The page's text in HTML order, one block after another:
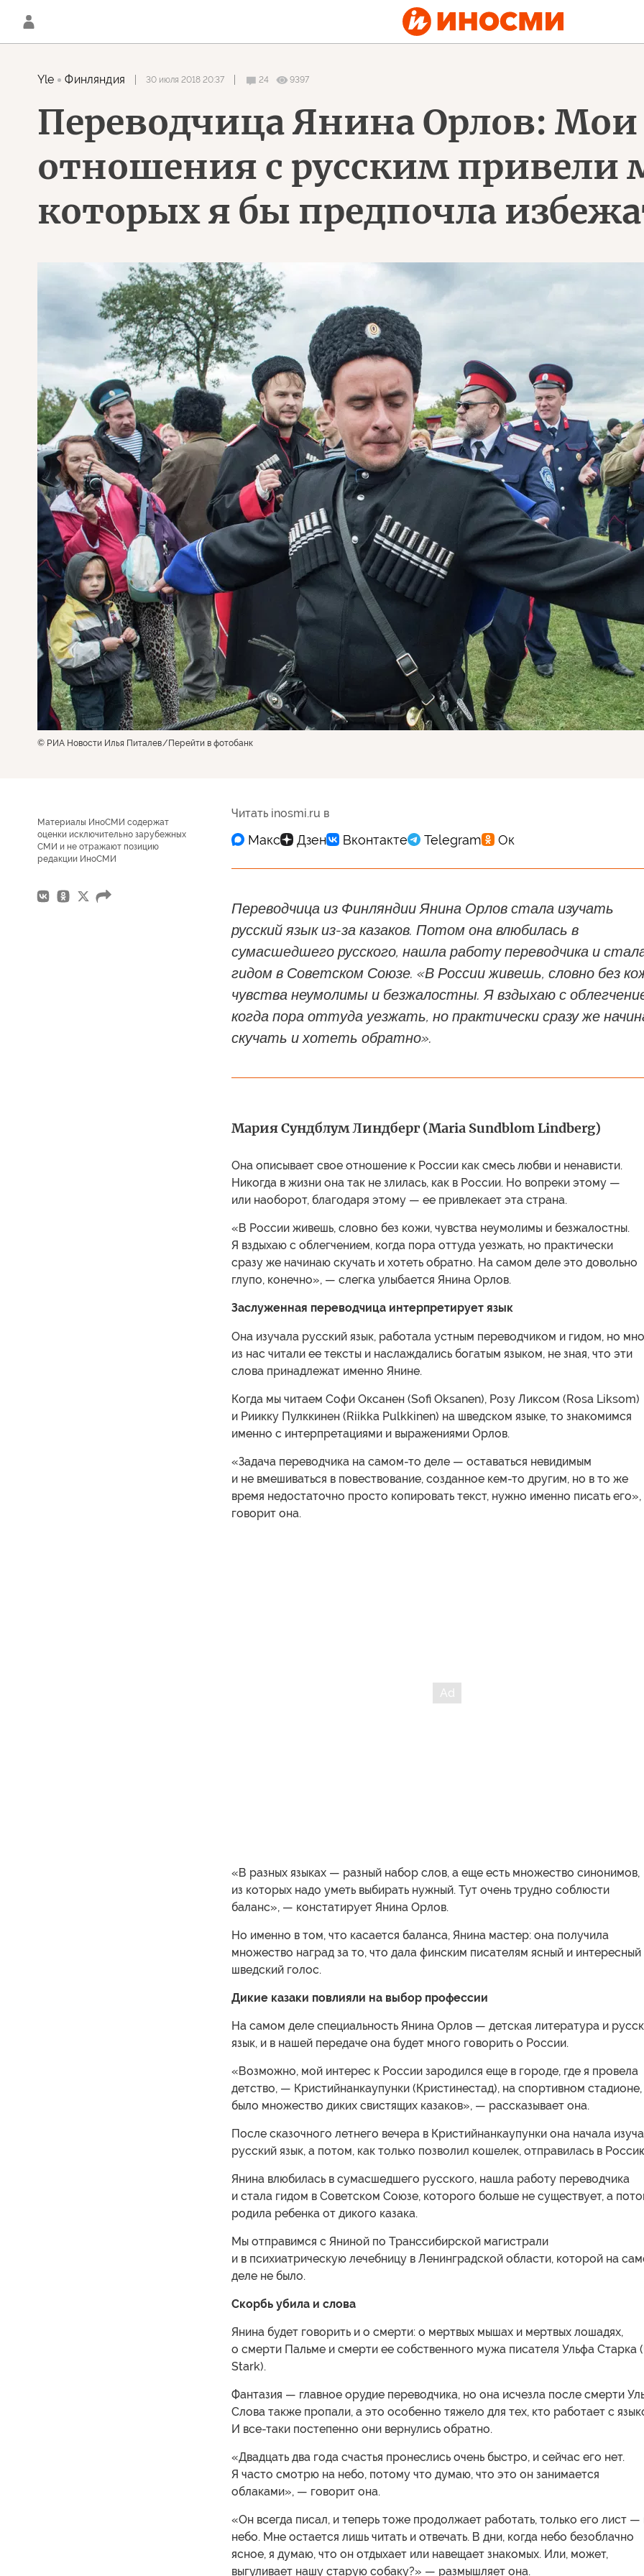
Yle Финляндия 30 июля 2018 20:37 24 9397
Переводчица Янина Орлов:
отношения с русским привели
которых я бы предпочла
© РИА Новости Илья Питалев Перейти в фотобанк
Материалы ИноСМИ содержат
оценки исключительно зарубежных
СМИ и не отражают позицию
редакции ИноСМИ
Читать inosmi.ru в
Переводчица из Финляндии Янина Орлов стала изучать
русский язык из-за казаков. Потом она влюбилась в
сумасшедшего русского, нашла работу переводчика и
гидом в Советском Союзе. «В России живешь, словно без
чувства неумолимы и безжалостны. Я вздыхаю с
когда пора оттуда уезжать, но практически сразу же
скучать и хотеть обратно».
Мария Сундблум Линдберг (Maria Sundblom Lindberg)
Она описывает свое отношение к России как смесь любви и ненависти.
Никогда в жизни она так не злилась, как в России. Но вопреки этому —
или наоборот, благодаря этому — ее привлекает эта страна.
«В России живешь, словно без кожи, чувства неумолимы и безжалостны.
Я вздыхаю с облегчением, когда пора оттуда уезжать, но практически
сразу же начинаю скучать и хотеть обратно. На самом деле это довольно
глупо, конечно», — слегка улыбается Янина Орлов.
Заслуженная переводчица интерпретирует язык
Она изучала русский язык, работала устным переводчиком и гидом, но
из нас читали ее тексты и наслаждались богатым языком, не зная, что эти
слова принадлежат именно Янине.
Когда мы читаем Софи Оксанен (Sofi Oksanen), Розу Ликсом (Rosa Liksom)
и Риикку Пулккинен (Riikka Pulkkinen) на шведском языке, то знакомимся
именно с интерпретациями и выражениями Орлов.
«Задача переводчика на самом-то деле — оставаться невидимым
и не вмешиваться в повествование, созданное кем-то другим, но в то же
время недостаточно просто копировать текст, нужно именно писать
говорит она.
«В разных языках — разный набор слов, а еще есть множество синонимов,
из которых надо уметь выбирать нужный. Тут очень трудно соблюсти
баланс», — констатирует Янина Орлов.
Но именно в том, что касается баланса, Янина мастер: она получила
множество наград за то, что дала финским писателям ясный и интересный
шведский голос.
Дикие казаки повлияли на выбор профессии
На самом деле специальность Янина Орлов — детская литература и
язык, и в нашей передаче она будет много говорить о России.
«Возможно, мой интерес к России зародился еще в городе, где я провела
детство, — Кристийнанкаупунки (Кристинестад), на спортивном стадионе,
было множество диких свистящих казаков», — рассказывает она.
После сказочного летнего вечера в Кристийнанкаупунки она начала
русский язык, а потом, как только позволил кошелек, отправилась в
Янина влюбилась в сумасшедшего русского, нашла работу переводчика
и стала гидом в Советском Союзе, которого больше не существует, а
родила ребенка от дикого казака.
Мы отправимся с Яниной по Транссибирской магистрали
и в психиатрическую лечебницу в Ленинградской области, которой на
деле не было.
Скорбь убила и слова
Янина будет говорить и о смерти: о мертвых мышах и мертвых лошадях,
о смерти Пальме и смерти ее собственного мужа писателя Ульфа Старка
Stark).
Фантазия — главное орудие переводчика, но она исчезла после смерти
Слова также пропали, а это особенно тяжело для тех, кто работает с
И все-таки постепенно они вернулись обратно.
«Двадцать два года счастья пронеслись очень быстро, и сейчас его нет.
Я часто смотрю на небо, потому что думаю, что это он занимается
облаками», — говорит она.
«Он всегда писал, и теперь тоже продолжает работать, только его лист —
небо. Мне остается лишь читать и отвечать. В дни, когда небо безоблачно
ясное, я думаю, что он отдыхает или навещает знакомых. Или, может,
выгуливает нашу старую собаку?» — размышляет она.